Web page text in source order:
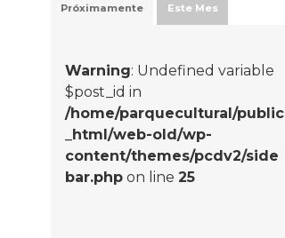
Próximamente Este Mes
Warning: Undefined variable
$post_id in
/home/parquecultural/public
_html/web-old/wp-
content/themes/pcdv2/side
bar.php on line25